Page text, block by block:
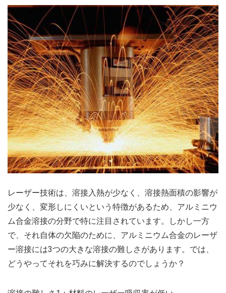
レーザー技術は、溶接入熱が少なく、溶接熱面積の影響が
少なく、変形しにくいという特徴があるため、アルミニウ
ム合金溶接の分野で特に注目されています。しかし一方
で、それ自体の欠陥のために、アルミニウム合金のレーザ
ー溶接には3つの大きな溶接の難しさがあります。では、
どうやってそれを巧みに解決するのでしょうか？